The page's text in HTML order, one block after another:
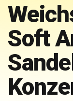
Soft